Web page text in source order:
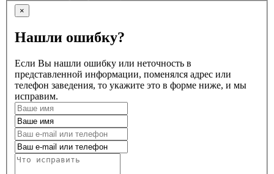
×
Нашли ошибку?
Если Вы нашли ошибку или неточность в
представленной информации, поменялся адрес или
телефон заведения, то укажите это в форме ниже, и мы
исправим.